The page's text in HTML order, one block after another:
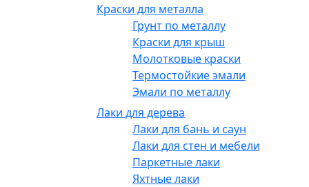
Краски для металла
Грунт по металлу
Краски для крыш
Молотковые краски
Термостойкие эмали
Эмали по металлу
Лаки для дерева
Лаки для бань и саун
Лаки для стен и мебели
Паркетные лаки
Яхтные лаки